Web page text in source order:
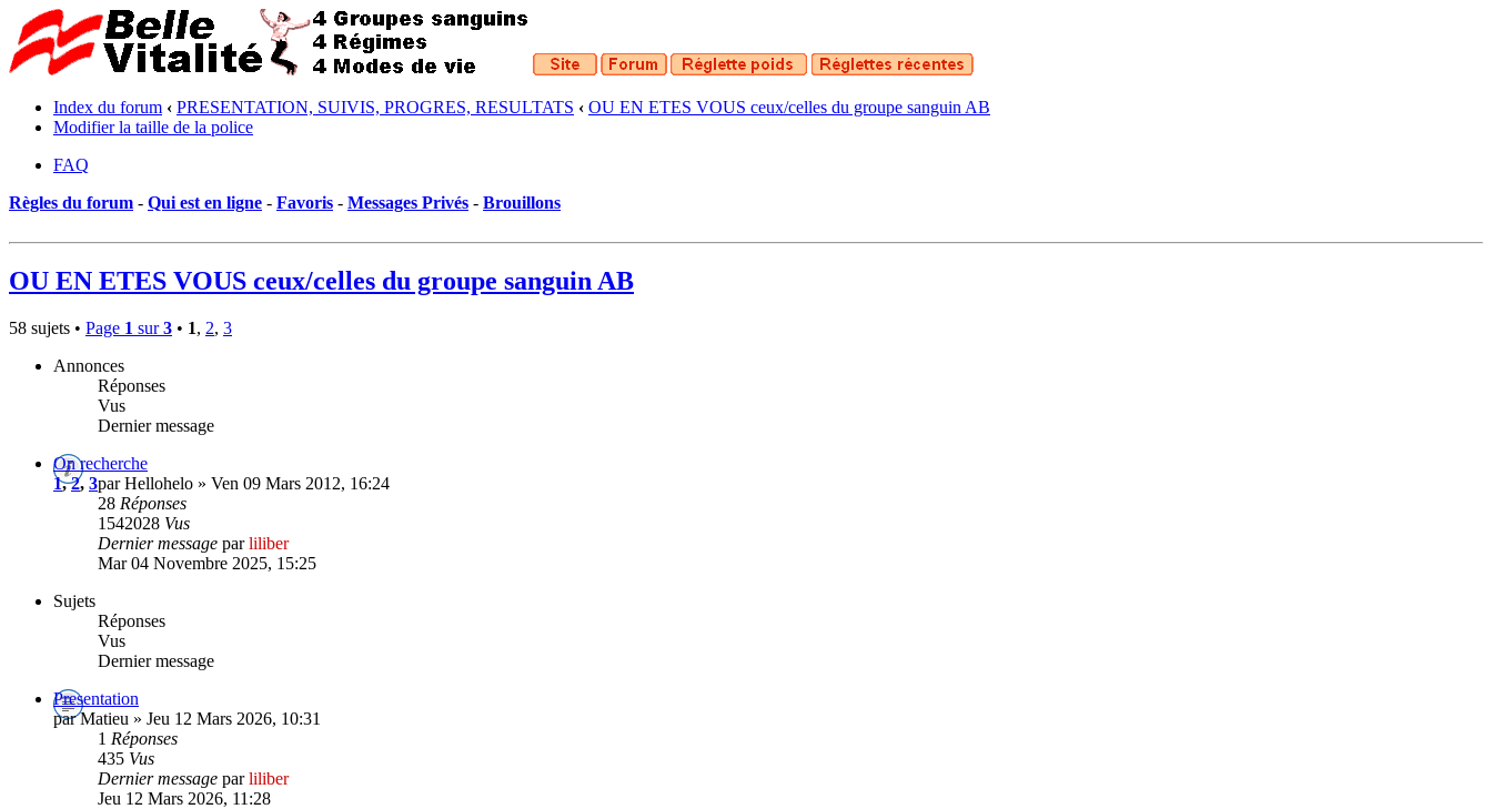
Index du forum ‹ PRESENTATION, SUIVIS, PROGRES, RESULTATS ‹ OU EN ETES VOUS ceux/celles du groupe sanguin AB
Modifier la taille de la police
FAQ
Règles du forum - Qui est en ligne - Favoris - Messages Privés - Brouillons
OU EN ETES VOUS ceux/celles du groupe sanguin AB
58 sujets • Page 1 sur3 • 1, 2, 3
Annonces
Réponses
Vus
Dernier message
On recherche
1,2, 3par Hellohelo » Ven 09 Mars 2012, 16:24
28 Réponses
1542028 Vus
Dernier message parliliber
Mar 04 Novembre 2025, 15:25
Sujets
Réponses
Vus
Dernier message
Presentation
par Matieu » Jeu 12 Mars 2026, 10:31
1 Réponses
435 Vus
Dernier message parliliber
Jeu 12 Mars 2026, 11:28